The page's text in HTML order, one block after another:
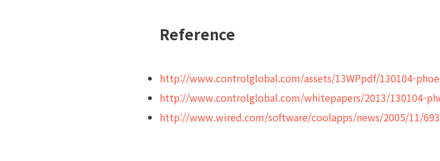
Reference
http://www.controlglobal.com/assets/13WPpdf/130104-
http://www.controlglobal.com/whitepapers/2013/130104-
http://www.wired.com/software/coolapps/news/2005/11/